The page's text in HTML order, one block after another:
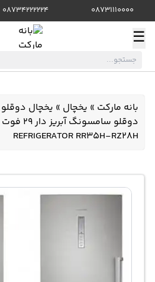
08731110000
08734222224
☰
بانه مارکت » یخچال » یخچال
REFRIGERATOR RR35H-RZ28H